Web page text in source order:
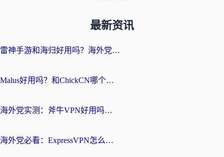
最新资讯
雷神手游和海归好用吗？海外党亲测3款热门回国加速器+番茄加速器深度体验
Malus好用吗？和ChickCN哪个好？海外党亲测：选对回国加速器，追剧游戏不卡顿
海外党实测：斧牛VPN好用吗？和快喵VPN对比哪个回国效果更好？附3款热门加速器深度分析
海外党必看：ExpressVPN怎么样？3步选对回国加速器，无缝刷国内剧玩手游